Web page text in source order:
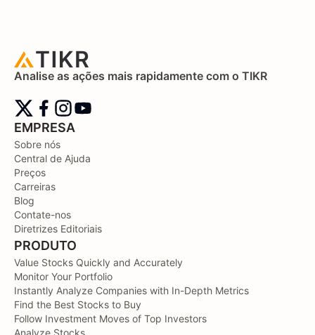
Analise as ações mais rapidamente com o TIKR
EMPRESA
Sobre nós
Central de Ajuda
Preços
Carreiras
Blog
Contate-nos
Diretrizes Editoriais
PRODUTO
Value Stocks Quickly and Accurately
Monitor Your Portfolio
Instantly Analyze Companies with In-Depth Metrics
Find the Best Stocks to Buy
Follow Investment Moves of Top Investors
Analyze Stocks